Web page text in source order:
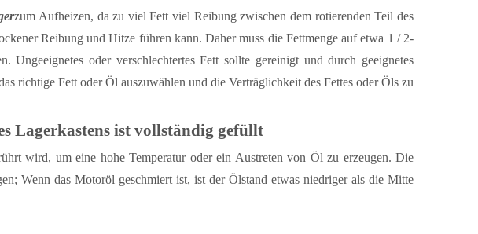
zum Aufheizen, da zu viel Fett viel Reibung zwischen dem rotierenden Teil des
Reibung und Hitze führen kann. Daher muss die Fettmenge auf etwa 1 / 2-
Ungeeignetes oder verschlechtertes Fett sollte gereinigt und durch geeignetes
richtige Fett oder Öl auszuwählen und die Verträglichkeit des Fettes oder Öls zu
Lagerkastens ist vollständig gefüllt
wird, um eine hohe Temperatur oder ein Austreten von Öl zu erzeugen. Die
Wenn das Motoröl geschmiert ist, ist der Ölstand etwas niedriger als die Mitte